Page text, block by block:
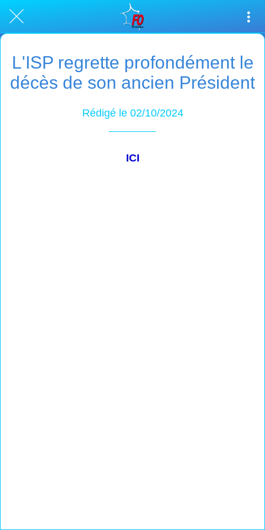
L'ISP regrette profondément le
décès de son ancien Président
Rédigé le 02/10/2024
ICI